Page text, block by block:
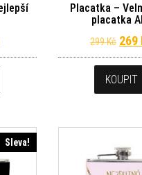
cena byla: 99 Kč.
cena je: 89 Kč.
Placatka –
placatka
299Kč 269
KOUPIT
Sleva!